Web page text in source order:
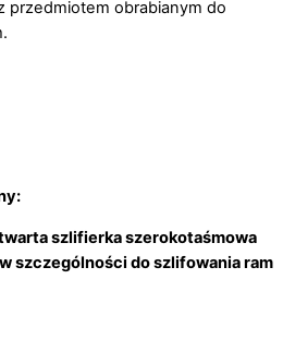
przedmiotem obrabianym do
szlifierka szerokotaśmowa
szczególności do szlifowania ram